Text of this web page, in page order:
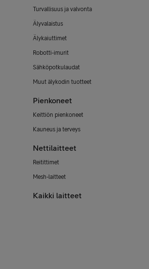
Turvallisuus ja valvonta
Älyvalaistus
Älykaiuttimet
Robotti-imurit
Sähköpotkulaudat
Muut älykodin tuotteet
Pienkoneet
Keittiön pienkoneet
Kauneus ja terveys
Nettilaitteet
Reitittimet
Mesh-laitteet
Kaikki laitteet